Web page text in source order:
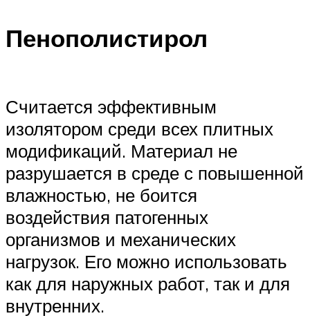
Пенополистирол
Считается эффективным
изолятором среди всех плитных
модификаций. Материал не
разрушается в среде с повышенной
влажностью, не боится
воздействия патогенных
организмов и механических
нагрузок. Его можно использовать
как для наружных работ, так и для
внутренних.